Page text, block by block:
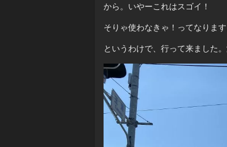
から。いやーこれはスゴイ！
そりゃ使わなきゃ！ってなります
というわけで、行って来ました。